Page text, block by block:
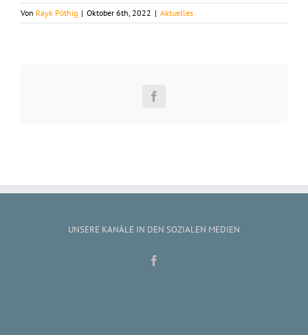
Von Rayk Pöthig | Oktober 6th, 2022 | Aktuelles
Facebook
UNSERE KANÄLE IN DEN SOZIALEN MEDIEN